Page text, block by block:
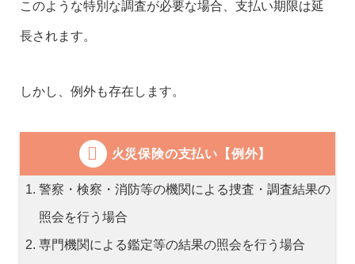
このような特別な調査が必要な場合、支払い期限は延
長されます。
しかし、例外も存在します。
火災保険の支払い【例外】
警察・検察・消防等の機関による捜査・調査結果の
照会を行う場合
専門機関による鑑定等の結果の照会を行う場合